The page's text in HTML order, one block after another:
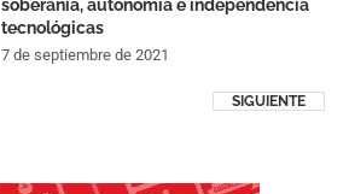
soberanía, autonomía e independencia
tecnológicas
7 de septiembre de 2021
SIGUIENTE